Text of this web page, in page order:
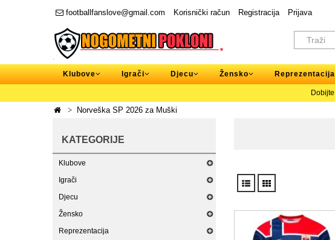
footballfanslove@gmail.com Korisnički račun Registracija Prijava
Klubove Igrači Djecu Žensko Reprezentacija
Dobijte
Norveška SP 2026 za Muški
KATEGORIJE
Klubove
Igrači
Djecu
Žensko
Reprezentacija